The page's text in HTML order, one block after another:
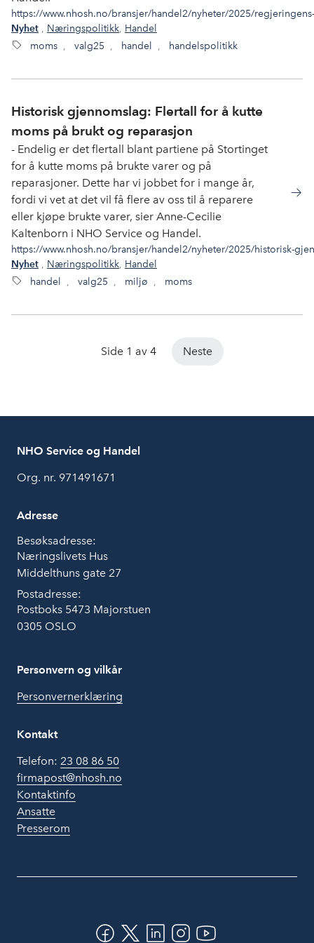
https://www.nhosh.no/bransjer/handel2/nyheter/2025/
Nyhet , Næringspolitikk, Handel
moms , valg25 , handel , handelspolitikk
Historisk gjennomslag: Flertall for å kutte
moms på brukt og reparasjon
- Endelig er det flertall blant partiene på Stortinget
for å kutte moms på brukte varer og på
reparasjoner. Dette har vi jobbet for i mange år,
fordi vi vet at det vil få flere av oss til å reparere
eller kjøpe brukte varer, sier Anne-Cecilie
Kaltenborn i NHO Service og Handel.
https://www.nhosh.no/bransjer/handel2/nyheter/2025/historisk-
Nyhet , Næringspolitikk, Handel
handel , valg25 , miljø , moms
Side 1 av 4 Neste
NHO Service og Handel
Org. nr. 971491671
Adresse
Besøksadresse:
Næringslivets Hus
Middelthuns gate 27
Postadresse:
Postboks 5473 Majorstuen
0305 OSLO
Personvern og vilkår
Personvernerklæring
Kontakt
Telefon: 23 08 86 50
firmapost@nhosh.no
Kontaktinfo
Ansatte
Presserom